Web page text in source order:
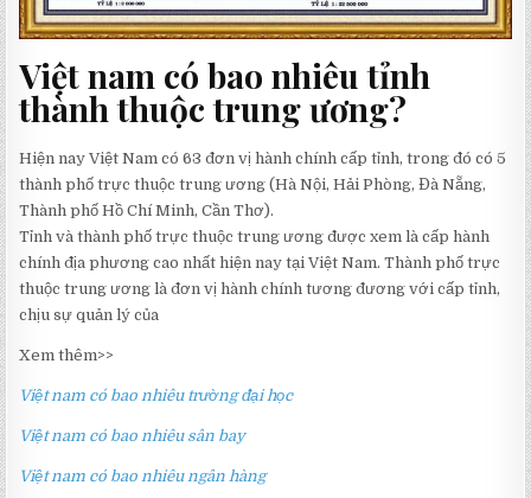
Việt nam có bao nhiêu tỉnh
thành thuộc trung ương?
Hiện nay Việt Nam có 63 đơn vị hành chính cấp tỉnh, trong đó có 5
thành phố trực thuộc trung ương (Hà Nội, Hải Phòng, Đà Nẵng,
Thành phố Hồ Chí Minh, Cần Thơ).
Tỉnh và thành phố trực thuộc trung ương được xem là cấp hành
chính địa phương cao nhất hiện nay tại Việt Nam. Thành phố trực
thuộc trung ương là đơn vị hành chính tương đương với cấp tỉnh,
chịu sự quản lý của
Xem thêm>>
Việt nam có bao nhiêu trường đại học
Việt nam có bao nhiêu sân bay
Việt nam có bao nhiêu ngân hàng